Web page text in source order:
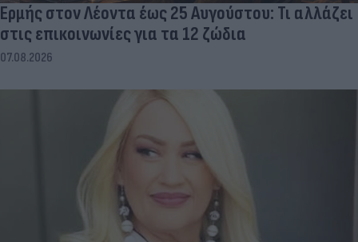
Ερμής στον Λέοντα έως 25 Αυγούστου: Τι αλλάζει
στις επικοινωνίες για τα 12 ζώδια
07.08.2026